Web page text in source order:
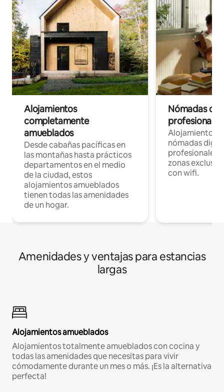
Alojamientos
completamente
amueblados
Desde cabañas pacíficas en
las montañas hasta prácticos
departamentos en el medio
de la ciudad, estos
alojamientos amueblados
tienen todas las amenidades
de un hogar.
Nómadas
Alojamientos
nómadas
profesionales
zonas
con wifi.
Amenidades y ventajas para estancias
largas
Alojamientos amueblados
Alojamientos totalmente amueblados con cocina y
todas las amenidades que necesitas para vivir
cómodamente durante un mes o más. ¡Es la alternativa
perfecta!